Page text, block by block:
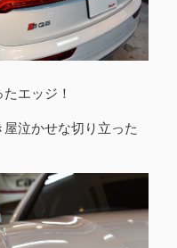
エッジ！
泣かせな切り立った